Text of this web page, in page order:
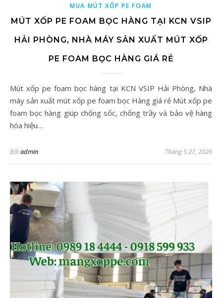
MUA MÚT XỐP PE FOAM
MÚT XỐP PE FOAM BỌC HÀNG TẠI KCN VSIP
HẢI PHÒNG, NHÀ MÁY SẢN XUẤT MÚT XỐP
PE FOAM BỌC HÀNG GIÁ RẺ
Mút xốp pe foam bọc hàng tại KCN VSIP Hải Phòng, Nhà
máy sản xuất mút xốp pe foam bọc Hàng giá rẻ Mút xốp pe
foam bọc hàng giúp chống sốc, chống trầy và bảo vệ hàng
hóa hiệu…
Bởiadmin Tháng 5 27, 2026